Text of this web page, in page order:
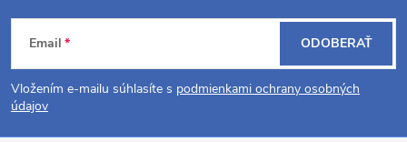
Z
á
p
Email
Vložením e-mailu súhlasíte s podmienkami ochrany osobných
údajov
ODOBERAŤ